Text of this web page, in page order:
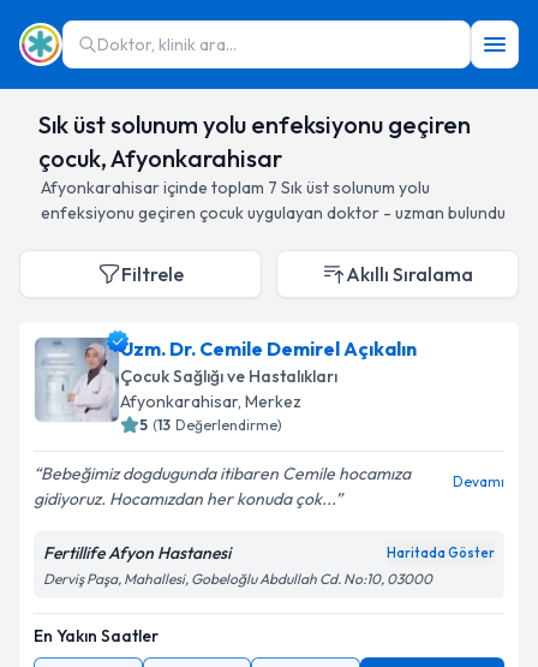
Doktor, klinik ara...
Sık üst solunum yolu enfeksiyonu geçiren
çocuk, Afyonkarahisar
Afyonkarahisariçinde toplam 7 Sık üst solunum yolu
enfeksiyonu geçiren çocukuygulayan doktor - uzman bulundu
Filtrele Akıllı Sıralama
Uzm. Dr. Cemile Demirel Açıkalın
Çocuk Sağlığı ve Hastalıkları
Afyonkarahisar, Merkez
5 (13 Değerlendirme)
Bebeğimiz dogdugunda itibaren Cemile hocamıza
gidiyoruz. Hocamızdan her konuda çok...
Devamı
Fertillife Afyon Hastanesi Haritada Göster
Derviş Paşa, Mahallesi, Gobeloğlu Abdullah Cd. No:10, 03000
En Yakın Saatler